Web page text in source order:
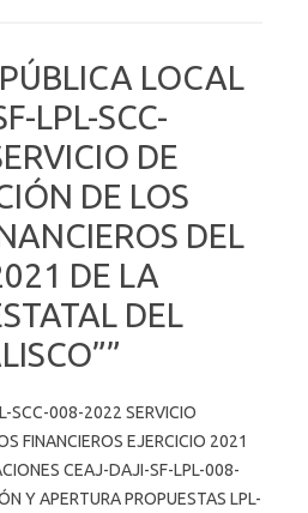
LOCAL
LPL-SCC-
DE
DE LOS
DEL
DE LA
DEL
SCC-008-2022 SERVICIO
FINANCIEROS EJERCICIO 2021
CEAJ-DAJI-SF-LPL-008-
Y APERTURA PROPUESTAS LPL-